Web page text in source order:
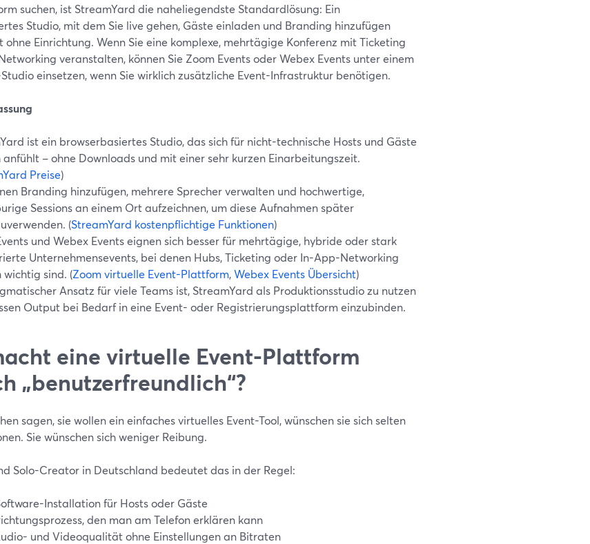
suchen, ist StreamYard die naheliegendste Standardlösung: Ein
Studio, mit dem Sie live gehen, Gäste einladen und Branding hinzufügen
ohne Einrichtung. Wenn Sie eine komplexe, mehrtägige Konferenz mit Ticketing
veranstalten, können Sie Zoom Events oder Webex Events unter einem
einsetzen, wenn Sie wirklich zusätzliche Event-Infrastruktur benötigen.
ist ein browserbasiertes Studio, das sich für nicht-technische Hosts und Gäste
anfühlt – ohne Downloads und mit einer sehr kurzen Einarbeitungszeit.
Preise)
Branding hinzufügen, mehrere Sprecher verwalten und hochwertige,
Sessions an einem Ort aufzeichnen, um diese Aufnahmen später
(StreamYard kostenpflichtige Funktionen)
und Webex Events eignen sich besser für mehrtägige, hybride oder stark
Unternehmensevents, bei denen Hubs, Ticketing oder In-App-Networking
wichtig sind. (Zoom virtuelle Event-Plattform,Webex Events Übersicht)
Ansatz für viele Teams ist, StreamYard als Produktionsstudio zu nutzen
Output bei Bedarf in eine Event- oder Registrierungsplattform einzubinden.
eine virtuelle Event-Plattform
„benutzerfreundlich“?
sagen, sie wollen ein einfaches virtuelles Event-Tool, wünschen sie sich selten
Sie wünschen sich weniger Reibung.
Solo-Creator in Deutschland bedeutet das in der Regel:
Installation für Hosts oder Gäste
den man am Telefon erklären kann
und Videoqualität ohne Einstellungen an Bitraten